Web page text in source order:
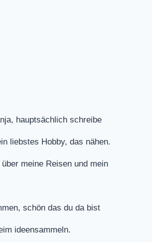
hauptsächlich schreibe
liebstes Hobby, das nähen.
meine Reisen und mein
schön das du da bist
ideensammeln.